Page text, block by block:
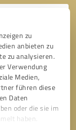
zu
anbieten zu
zu analysieren.
Verwendung
Medien,
führen diese
Daten
oder die sie im
haben.
Angaben
zu.